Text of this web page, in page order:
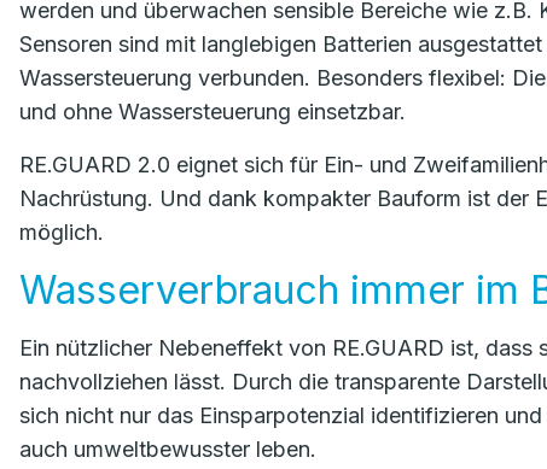
werden und überwachen sensible Bereiche wie
Sensoren sind mit langlebigen Batterien
Wassersteuerung verbunden. Besonders flexibel:
und ohne Wassersteuerung einsetzbar.
RE.GUARD 2.0 eignet sich für Ein- und
Nachrüstung. Und dank kompakter Bauform ist der
möglich.
Wasserverbrauch immer im
Ein nützlicher Nebeneffekt von RE.GUARD ist,
nachvollziehen lässt. Durch die transparente
sich nicht nur das Einsparpotenzial identifizieren
auch umweltbewusster leben.